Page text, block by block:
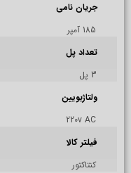
جریان نامی
185 آمپر
تعداد پل
3 پل
ولتاژبویین
220v AC
فیلتر کالا
کنتاکتور